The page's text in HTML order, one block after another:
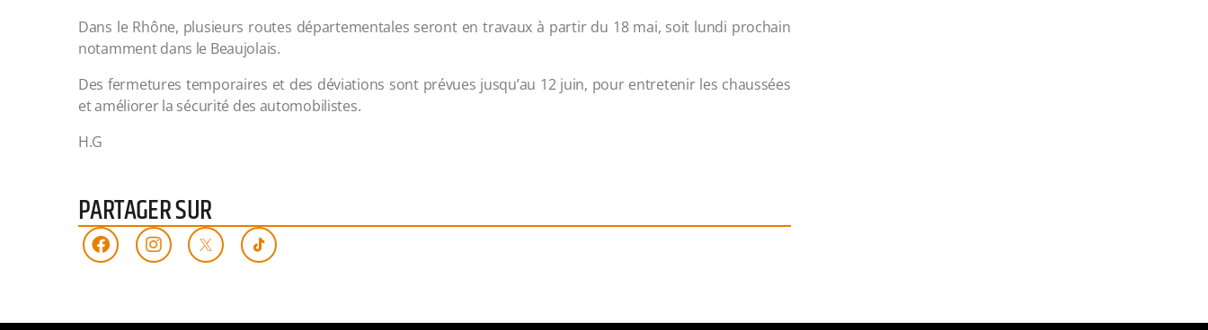
Dans le Rhône, plusieurs routes départementales seront en travaux à partir du 18 mai, soit lundi prochain
notamment dans le Beaujolais.
Des fermetures temporaires et des déviations sont prévues jusqu’au 12 juin, pour entretenir les chaussées
et améliorer la sécurité des automobilistes.
H.G
PARTAGER SUR